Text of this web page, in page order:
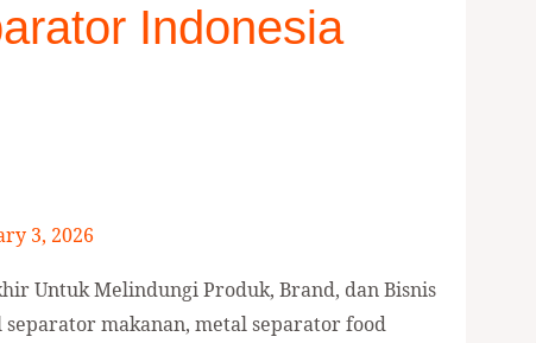
Indonesia
3, 2026
Untuk Melindungi Produk, Brand, dan Bisnis
makanan, metal separator food